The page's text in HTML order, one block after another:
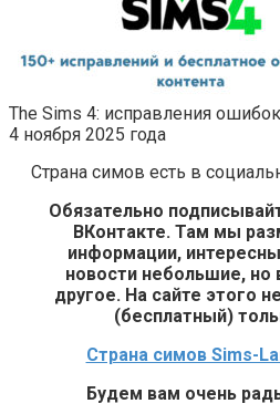
The Sims 4: исправления
4 ноября 2025 года
Страна симов есть в
Обязательно
ВКонтакте. Там мы
информации,
новости небольшие,
другое. На сайте этого
(бесплатный)
Страна симов Sims-
Будем вам очень